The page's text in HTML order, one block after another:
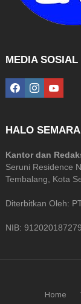
MEDIA SOSIAL
facebookinstagramyoutube
HALO
Kantor dan
Seruni Residence
Tembalang, Kota
Diterbitkan Oleh:
NIB:
Home